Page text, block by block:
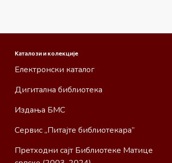
Каталози и колекције
Електронски каталог
Дигитална библиотека
Издања БМС
Сервис „Питајте библиотекара”
Претходни сајт Библиотеке Матице